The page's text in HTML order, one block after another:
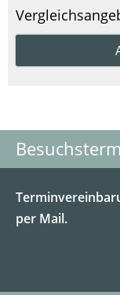
per Mail.